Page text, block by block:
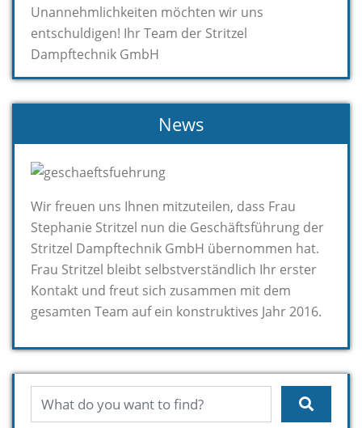
Unannehmlichkeiten möchten wir uns
entschuldigen! Ihr Team der Stritzel
Dampftechnik GmbH
News
Wir freuen uns Ihnen mitzuteilen, dass Frau
Stephanie Stritzel nun die Geschäftsführung der
Stritzel Dampftechnik GmbH übernommen hat.
Frau Stritzel bleibt selbstverständlich Ihr erster
Kontakt und freut sich zusammen mit dem
gesamten Team auf ein konstruktives Jahr 2016.